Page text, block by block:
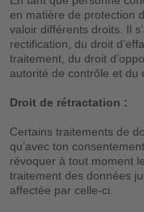
en matière de protection
valoir différents droits. Il
rectification, du droit
traitement, du droit
autorité de contrôle et du
Droit de rétractation :
Certains traitements de
qu’avec ton
révoquer à tout moment
traitement des données
affectée par celle-ci.